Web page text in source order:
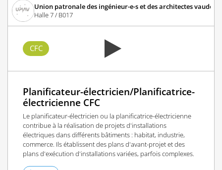
Union patronale des ingénieur-e-s et des architectes vaudois-
Halle 7 / B017
CFC
Planificateur-électricien/Planificatrice-
électricienne CFC
Le planificateur-électricien ou la planificatrice-électricienne
contribue à la réalisation de projets d'installations
électriques dans différents bâtiments : habitat, industrie,
commerce. Ils établissent des plans d'avant-projet et des
plans d'exécution d'installations variées, parfois complexes.